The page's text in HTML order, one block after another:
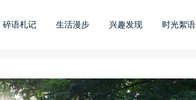
碎语札记 生活漫步 兴趣发现 时光絮语